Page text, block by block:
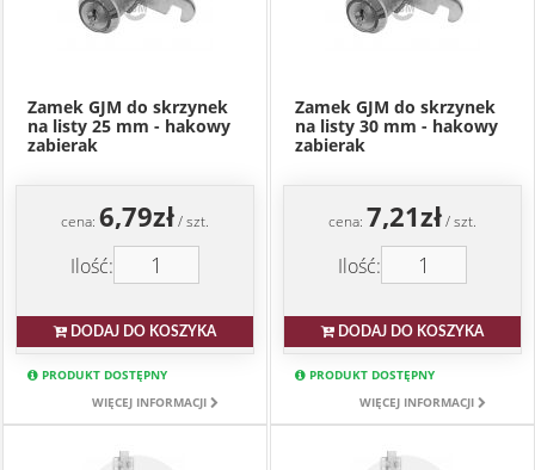
Zamek GJM do skrzynek
na listy 25 mm - hakowy
zabierak
cena: 6,79zł/ szt.
Ilość:
DODAJ DO KOSZYKA
PRODUKT DOSTĘPNY
WIĘCEJ INFORMACJI
Zamek GJM do skrzynek
na listy 30 mm - hakowy
zabierak
cena: 7,21zł/ szt.
Ilość:
DODAJ DO KOSZYKA
PRODUKT DOSTĘPNY
WIĘCEJ INFORMACJI